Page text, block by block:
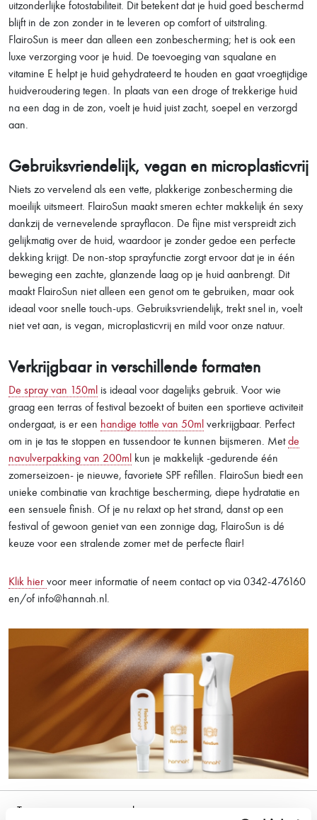
uitzonderlijke fotostabiliteit. Dit betekent dat je huid goed beschermd
blijft in de zon zonder in te leveren op comfort of uitstraling.
FlairoSun is meer dan alleen een zonbescherming; het is ook een
luxe verzorging voor je huid. De toevoeging van squalane en
vitamine E helpt je huid gehydrateerd te houden en gaat vroegtijdige
huidveroudering tegen. In plaats van een droge of trekkerige huid
na een dag in de zon, voelt je huid juist zacht, soepel en verzorgd
aan.
Gebruiksvriendelijk, vegan en microplasticvrij
Niets zo vervelend als een vette, plakkerige zonbescherming die
moeilijk uitsmeert. FlairoSun maakt smeren echter makkelijk én sexy
dankzij de vernevelende sprayflacon. De fijne mist verspreidt zich
gelijkmatig over de huid, waardoor je zonder gedoe een perfecte
dekking krijgt. De non-stop sprayfunctie zorgt ervoor dat je in één
beweging een zachte, glanzende laag op je huid aanbrengt. Dit
maakt FlairoSun niet alleen een genot om te gebruiken, maar ook
ideaal voor snelle touch-ups. Gebruiksvriendelijk, trekt snel in, voelt
niet vet aan, is vegan, microplasticvrij en mild voor onze natuur.
Verkrijgbaar in verschillende formaten
De spray van 150ml is ideaal voor dagelijks gebruik. Voor wie
graag een terras of festival bezoekt of buiten een sportieve activiteit
ondergaat, is er een handige tottle van 50ml verkrijgbaar. Perfect
om in je tas te stoppen en tussendoor te kunnen bijsmeren. Metde
navulverpakking van 200ml kun je makkelijk -gedurende één
zomerseizoen- je nieuwe, favoriete SPF refillen. FlairoSun biedt een
unieke combinatie van krachtige bescherming, diepe hydratatie en
een sensuele finish. Of je nu relaxt op het strand, danst op een
festival of gewoon geniet van een zonnige dag, FlairoSun is dé
keuze voor een stralende zomer met de perfecte flair!
Klik hier voor meer informatie of neem contact op via 0342-476160
en/of info@hannah.nl.
< Terug naar nieuws overzicht